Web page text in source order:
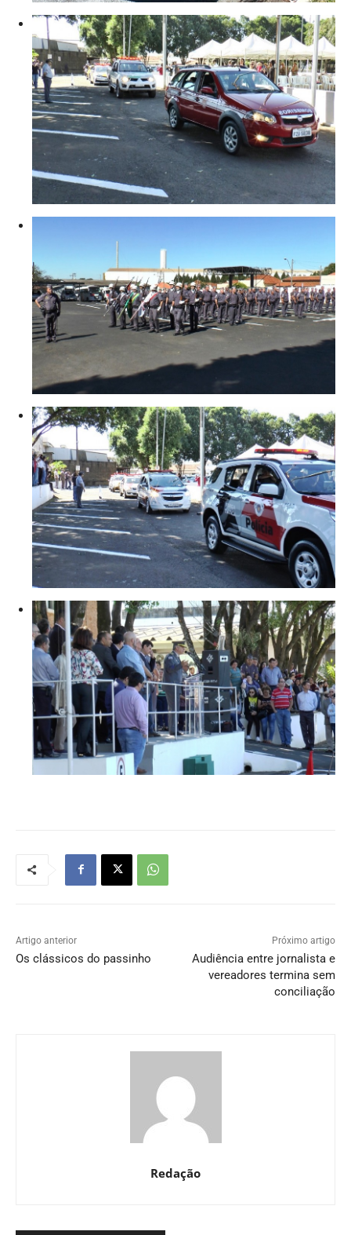
Artigo anterior
Os clássicos do passinho
Próximo artigo
Audiência entre jornalista e
vereadores termina sem
conciliação
Redação